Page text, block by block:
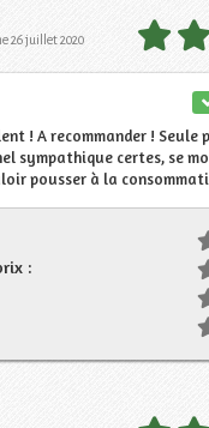
26 juillet 2020
! A recommander ! Seule
sympathique certes, se
pousser à la
: